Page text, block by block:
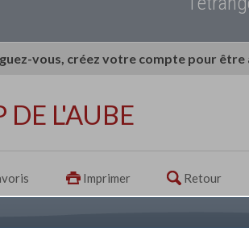
vous, créez votre compte pour
DE L'AUBE
Imprimer Retour
l'établissement